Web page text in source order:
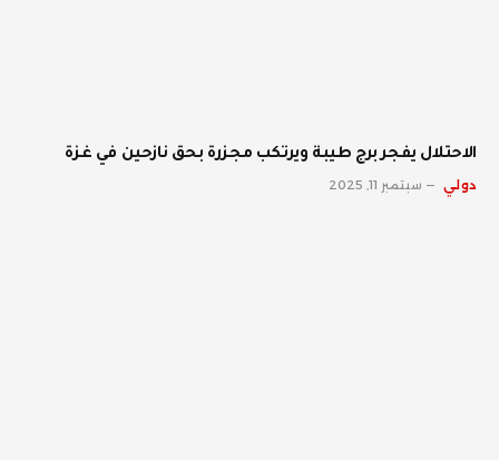
الاحتلال يفجر برج طيبة ويرتكب مجزرة بحق نازحين في غزة
دولي سبتمبر 11, 2025